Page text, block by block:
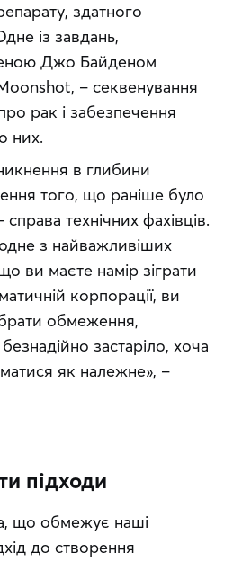
здатного
із завдань,
Джо Байденом
– секвенування
рак і забезпечення
них.
в глибини
того, що раніше було
технічних фахівців.
з найважливіших
ви маєте намір зіграти
корпорації, ви
обмеження,
застаріло, хоча
як належне», –
підходи
що обмежує наші
до створення